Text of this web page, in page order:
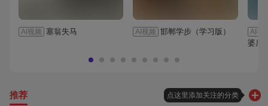
AI视频 塞翁失马 AI视频 邯郸学步（学习版） AI视
婆后
推荐 点这里添加关注的分类